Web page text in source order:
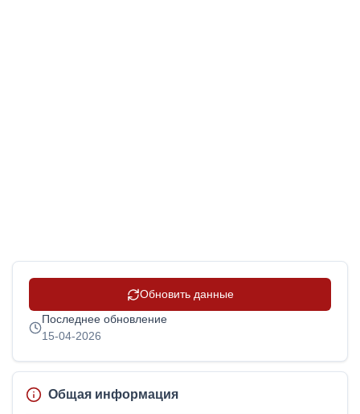
Обновить данные
Последнее обновление
15-04-2026
Общая информация